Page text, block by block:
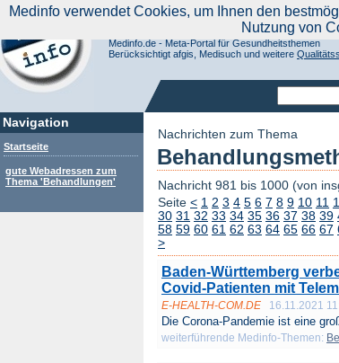
Navigation
Startseite
gute Webadressen zum
Thema 'Behandlungen'
Aktuelle Nachrichten
Suchen Sie noch oder Finden Sie schon?
Medinfo.de - Meta-Portal für Gesundheitsthemen
Berücksichtigt afgis, Medisuch und weitere
Nachrichten zum Thema
Nachricht 981 bis 1000 (von
Seite < 1 2 3 4 5 6 7 8 9 10 11
30 31 32 33 34 35 36 37 38 39
58 59 60 61 62 63 64 65 66 67
>
Baden-Württemberg
Covid-Patienten mit
E-HEALTH-COM.DE 16.11.2021
Die Corona-Pandemie ist eine
weiterführende Medinfo-Themen:
Medinfo verwendet Cookies, um Ihnen den
Nutzung von